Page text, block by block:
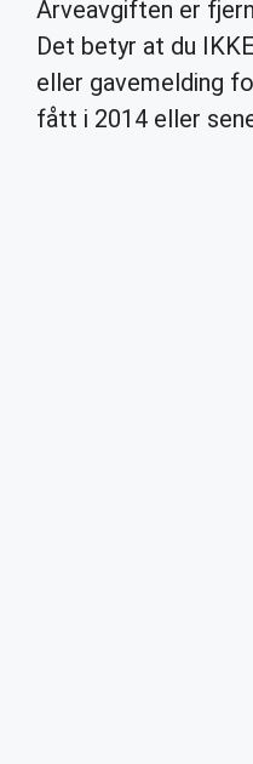
Arveavgiften er
Det betyr at du
eller gavemelding
fått i 2014 eller